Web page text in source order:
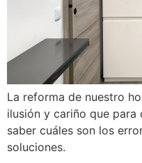
La reforma de nuestro
ilusión y cariño que para
saber cuáles son los
soluciones.